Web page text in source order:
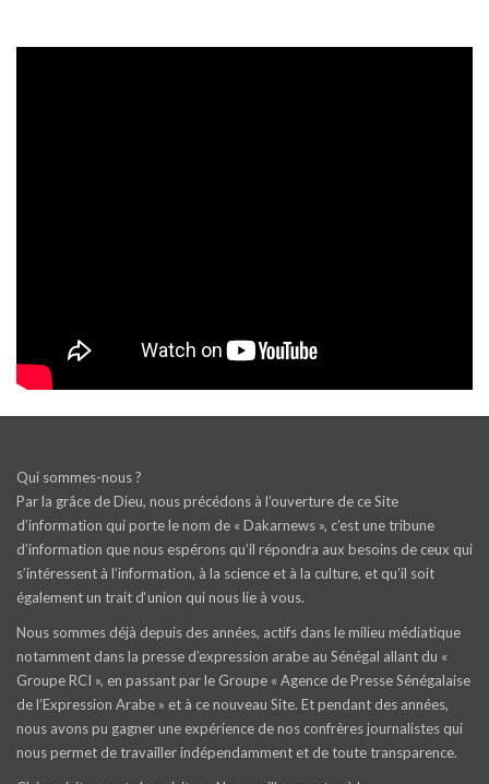
Qui sommes-nous ?
Par la grâce de Dieu, nous précédons à l’ouverture de ce Site
d’information qui porte le nom de « Dakarnews », c’est une tribune
d’information que nous espérons qu’il répondra aux besoins de ceux qui
s’intéressent à l’information, à la science et à la culture, et qu’il soit
également un trait d‘union qui nous lie à vous.
Nous sommes déjà depuis des années, actifs dans le milieu médiatique
notamment dans la presse d’expression arabe au Sénégal allant du «
Groupe RCI », en passant par le Groupe « Agence de Presse Sénégalaise
de l’Expression Arabe » et à ce nouveau Site. Et pendant des années,
nous avons pu gagner une expérience de nos confrères journalistes qui
nous permet de travailler indépendamment et de toute transparence.